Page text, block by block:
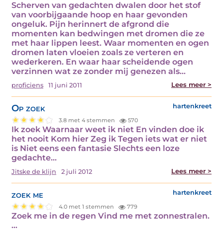
Scherven van gedachten dwalen door het stof
van voorbijgaande hoop en haar gevonden
ongeluk. Pijn herinnert de afgrond die
momenten kan bedwingen met dromen die ze
met haar lippen leest. Waar momenten en ogen
dromen laten vloeien zoals ze verteren en
wederkeren. En waar haar scheidende ogen
verzinnen wat ze zonder mij genezen als…
proficiens 11 juni 2011 Lees meer >
Op zoek hartenkreet
3.8 met 4 stemmen 570
Ik zoek Waarnaar weet ik niet En vinden doe ik
het nooit Kom hier Zeg ik Tegen iets wat er niet
is Niet eens een fantasie Slechts een loze
gedachte…
Jitske de klijn 2 juli 2012 Lees meer >
zoek me hartenkreet
4.0 met 1 stemmen 779
Zoek me in de regen Vind me met zonnestralen.
…